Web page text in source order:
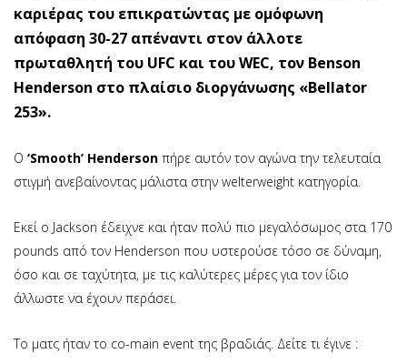
καριέρας του επικρατώντας με ομόφωνη
απόφαση 30-27 απέναντι στον άλλοτε
πρωταθλητή του UFC και του WEC, τον Benson
Henderson στο πλαίσιο διοργάνωσης «Bellator
253».
Ο ‘Smooth’ Henderson πήρε αυτόν τον αγώνα την τελευταία
στιγμή ανεβαίνοντας μάλιστα στην welterweight κατηγορία.
Εκεί ο Jackson έδειχνε και ήταν πολύ πιο μεγαλόσωμος στα 170
pounds από τον Henderson που υστερούσε τόσο σε δύναμη,
όσο και σε ταχύτητα, με τις καλύτερες μέρες για τον ίδιο
άλλωστε να έχουν περάσει.
Το ματς ήταν το co-main event της βραδιάς. Δείτε τι έγινε :